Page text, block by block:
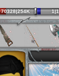
70328|254K